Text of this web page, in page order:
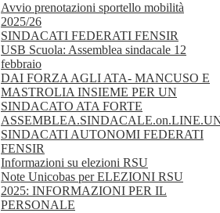
Avvio prenotazioni sportello mobilità
2025/26
SINDACATI FEDERATI FENSIR
USB Scuola: Assemblea sindacale 12
febbraio
DAI FORZA AGLI ATA- MANCUSO E
MASTROLIA INSIEME PER UN
SINDACATO ATA FORTE
SINDACATI AUTONOMI FEDERATI
FENSIR
Informazioni su elezioni RSU
Note Unicobas per ELEZIONI RSU
2025: INFORMAZIONI PER IL
PERSONALE